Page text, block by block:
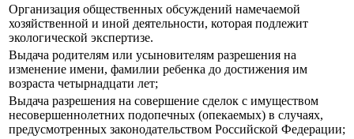
Организация общественных обсуждений намечаемой
хозяйственной и иной деятельности, которая подлежит
экологической экспертизе.
Выдача родителям или усыновителям разрешения на
изменение имени, фамилии ребенка до достижения им
возраста четырнадцати лет;
Выдача разрешения на совершение сделок с имуществом
несовершеннолетних подопечных (опекаемых) в случаях,
предусмотренных законодательством Российской Федерации;